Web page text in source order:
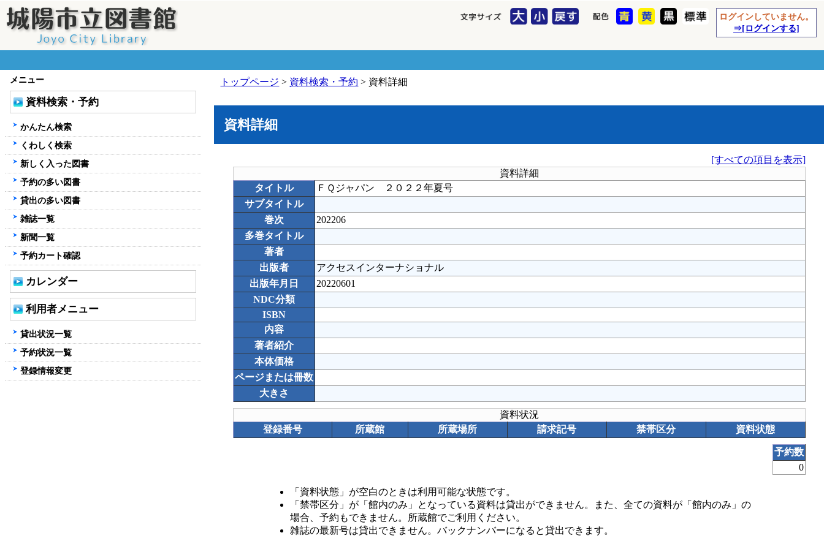
ログインしていません。
⇒[ログインする]
トップページ > 資料検索・予約 > 資料詳細
資料詳細
[すべての項目を表示]
資料詳細
タイトル
ＦＱジャパン ２０２２年夏号
サブタイトル
巻次
202206
多巻タイトル
著者
出版者
アクセスインターナショナル
出版年月日
20220601
NDC分類
ISBN
内容
著者紹介
本体価格
ページまたは冊数
大きさ
資料状況
登録番号
所蔵館 所蔵場所 請求記号 禁帯区分 資料状態
予約数
0
「資料状態」が空白のときは利用可能な状態です。
「禁帯区分」が「館内のみ」となっている資料は貸出ができません。また、全ての資料が「館内のみ」の
場合、予約もできません。所蔵館でご利用ください。
雑誌の最新号は貸出できません。バックナンバーになると貸出できます。
メニュー
資料検索・予約
かんたん検索
くわしく検索
新しく入った図書
予約の多い図書
貸出の多い図書
雑誌一覧
新聞一覧
予約カート確認
カレンダー
利用者メニュー
貸出状況一覧
予約状況一覧
登録情報変更